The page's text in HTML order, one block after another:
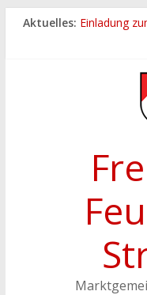
ZumAktuelles: Einladung
Ferienspiel